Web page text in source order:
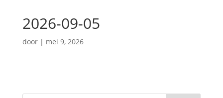
2026-09-05
door | mei 9, 2026